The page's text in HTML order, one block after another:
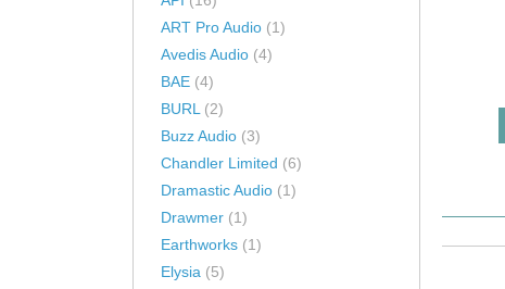
ART Pro Audio (1)
Avedis Audio (4)
BAE (4)
BURL (2)
Buzz Audio (3)
Chandler Limited (6)
Dramastic Audio (1)
Drawmer (1)
Earthworks (1)
Elysia (5)